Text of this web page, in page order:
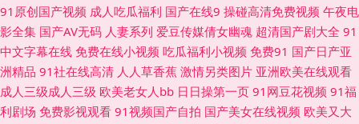
Av 天堂aV片 亚洲情色国豆花 91蜜桃特黄A片 97资源福利在线 超碰AA 韩国
AV不卡 男人天堂的狠狠干 日本人妻丝袜 四虎永久蜜 性欧美成人18 在线看
视频污 91精品6 av变态另类 超碰在线91 国产精品成人久久 精品九九女人 欧
91原创国产视频 成人吃瓜福利 国产在线9 操碰高清免费视频 午夜电
影全集 国产AV无码 人妻系列 爱豆传媒倩女幽魂 超清国产剧大全 91
中文字幕在线 免费在线小视频 吃瓜福利小视频 免费91 国产日产亚
洲精品 91社在线高清 人人草香蕉 激情另类图片 亚洲欧美在线观看
成人三级成人三级 欧美老女人bb 日日操第一页 91网豆花视频 91福
利剧场 免费影视观看 91视频国产自拍 国产美女在线视频 欧美又大